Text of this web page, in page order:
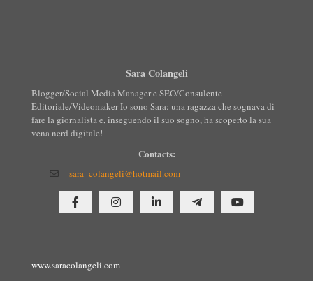
Sara Colangeli
Blogger/Social Media Manager e SEO/Consulente
Editoriale/Videomaker Io sono Sara: una ragazza che sognava di
fare la giornalista e, inseguendo il suo sogno, ha scoperto la sua
vena nerd digitale!
Contacts:
sara_colangeli@hotmail.com
www.saracolangeli.com